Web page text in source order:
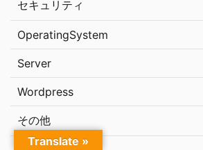
セキュリティ
OperatingSystem
Server
Wordpress
その他
Translate »